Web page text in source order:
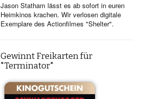
Jason Statham lässt es ab sofort in euren
Heimkinos krachen. Wir verlosen digitale
Exemplare des Actionfilmes "Shelter".
Gewinnt Freikarten für
"Terminator"